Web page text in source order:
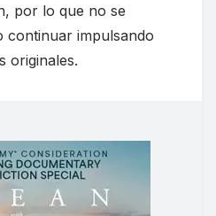
por lo que no se
continuar impulsando
originales.